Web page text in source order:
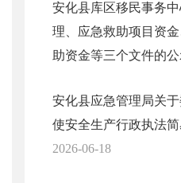
安化县库区移民事务
理、应急救助项目资
助资金等三个文件的
安化县应急管理局关
使安全生产行政执法
2026-06-18